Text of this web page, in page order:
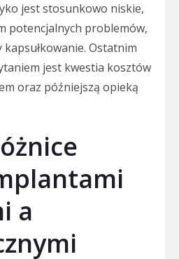
jest stosunkowo niskie,
potencjalnych problemów,
Ostatnim
jest kwestia kosztów
oraz późniejszą opieką
a